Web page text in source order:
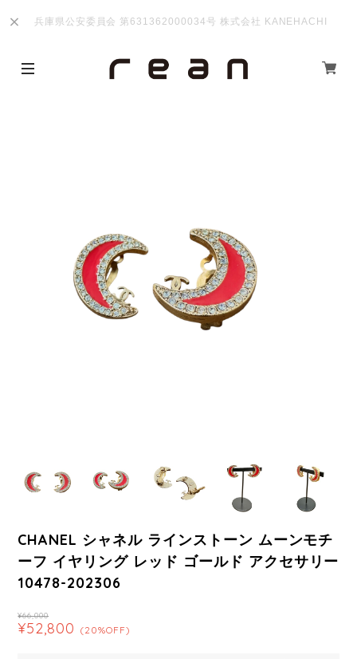
兵庫県公安委員会 第631362000034号 株式会社 KANEHACHI
CHANEL シャネル ラインストーン ムーンモチ
ーフ イヤリング レッド ゴールド アクセサリー
10478-202306
¥66,000
¥52,800 (20%OFF)